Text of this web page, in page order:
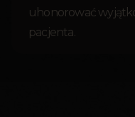
uhonorować
pacjenta.